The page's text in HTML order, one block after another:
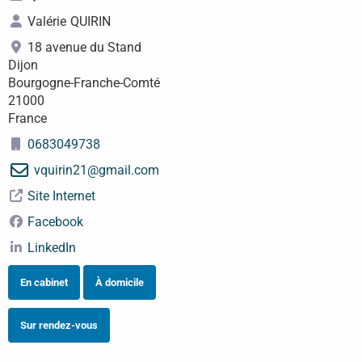
Valérie QUIRIN
18 avenue du Stand
Dijon
Bourgogne-Franche-Comté
21000
France
0683049738
vquirin21 @gmail.com
Site Internet
Facebook
LinkedIn
En cabinet À domicile
Sur rendez-vous